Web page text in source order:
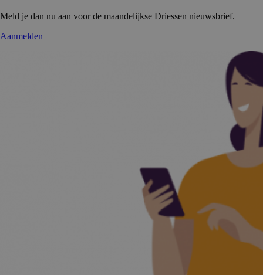
Meld je dan nu aan voor de maandelijkse Driessen nieuwsbrief.
Aanmelden